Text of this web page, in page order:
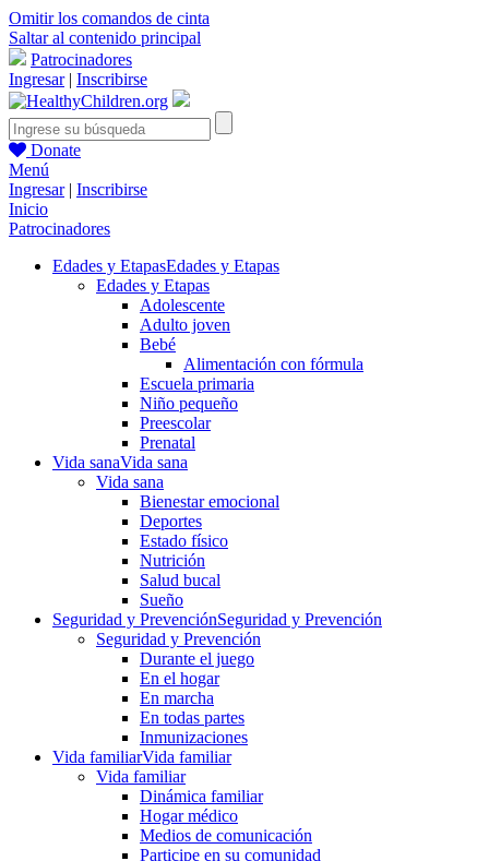
Omitir los comandos de cinta
Saltar al contenido principal
Patrocinadores
Ingresar| Inscribirse
Donate
Menú
Ingresar| Inscribirse
Inicio
Patrocinadores
Edades y EtapasEdades y Etapas
Edades y Etapas
Adolescente
Adulto joven
Bebé
Alimentación con fórmula
Escuela primaria
Niño pequeño
Preescolar
Prenatal
Vida sanaVida sana
Vida sana
Bienestar emocional
Deportes
Estado físico
Nutrición
Salud bucal
Sueño
Seguridad y PrevenciónSeguridad y Prevención
Seguridad y Prevención
Durante el juego
En el hogar
En marcha
En todas partes
Inmunizaciones
Vida familiarVida familiar
Vida familiar
Dinámica familiar
Hogar médico
Medios de comunicación
Participe en su comunidad